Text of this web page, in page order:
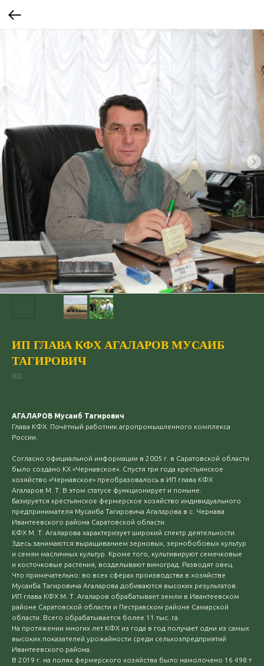
ИП ГЛАВА КФХ АГАЛАРОВ МУСАИБ
ТАГИРОВИЧ
ИП
АГАЛАРОВ Мусаиб Тагирович
Глава КФХ. Почётный работник агропромышленного комплекса
России.
Согласно официальной информации в 2005 г. в Саратовской области
было создано КХ «Чернавское». Спустя три года крестьянское
хозяйство «Чернавское» преобразовалось в ИП глава КФХ
Агаларов М. Т. В этом статусе функционирует и поныне.
Базируется крестьянское фермерское хозяйство индивидуального
предпринимателя Мусаиба Тагировича Агаларова в с. Чернава
Ивантеевского района Саратовской области.
КФХ М. Т. Агаларова характеризует широкий спектр деятельности.
Здесь занимаются выращиванием зерновых, зернобобовых культур
и семян масличных культур. Кроме того, культивируют семечковые
и косточковые растения, возделывают виноград. Разводят овец.
Что примечательно: во всех сферах производства в хозяйстве
Мусаиба Тагировича Агаларова добиваются высоких результатов.
ИП глава КФХ М. Т. Агаларов обрабатывает земли в Ивантеевском
районе Саратовской области и Пестравском районе Самарской
области. Всего обрабатывается более 11 тыс. га.
На протяжении многих лет КФХ из года в год получает одни из самых
высоких показателей урожайности среди сельхозпредприятий
Ивантеевского района.
В 2019 г. на полях фермерского хозяйства было намолочено 16 498 т